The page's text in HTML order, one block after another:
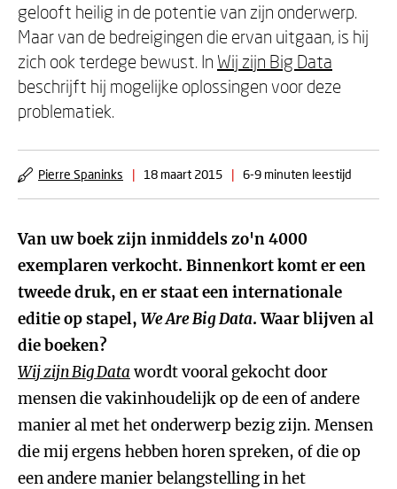
gelooft heilig in de potentie van zijn onderwerp.
Maar van de bedreigingen die ervan uitgaan, is hij
zich ook terdege bewust. In Wij zijn Big Data
beschrijft hij mogelijke oplossingen voor deze
problematiek.
Pierre Spaninks | 18 maart 2015 | 6-9 minuten leestijd
Van uw boek zijn inmiddels zo'n 4000
exemplaren verkocht. Binnenkort komt er een
tweede druk, en er staat een internationale
editie op stapel, We Are Big Data. Waar blijven al
die boeken?
Wij zijn Big Data wordt vooral gekocht door
mensen die vakinhoudelijk op de een of andere
manier al met het onderwerp bezig zijn. Mensen
die mij ergens hebben horen spreken, of die op
een andere manier belangstelling in het